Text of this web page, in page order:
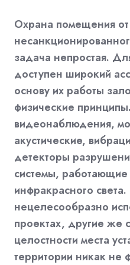
Охрана помещения от
задача непростая.
доступен широкий
основу их работы
физические
видеонаблюдения,
акустические,
детекторы
системы, работающие
инфракрасного света.
нецелесообразно
проектах, другие же
целостности места
территории никак не